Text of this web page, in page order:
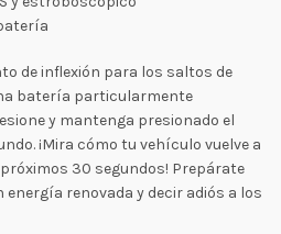
de inflexión para los saltos de
batería particularmente
y mantenga presionado el
¡Mira cómo tu vehículo vuelve a
30 segundos! Prepárate
renovada y decir adiós a los